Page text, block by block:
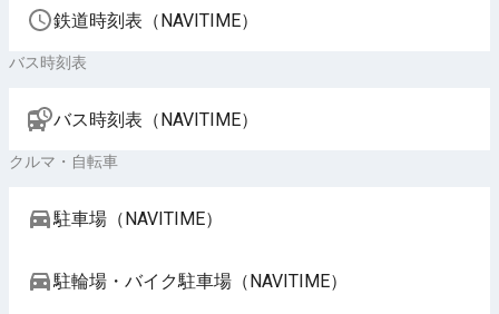
鉄道時刻表（NAVITIME）
バス時刻表
バス時刻表（NAVITIME）
クルマ・自転車
駐車場（NAVITIME）
駐輪場・バイク駐車場（NAVITIME）